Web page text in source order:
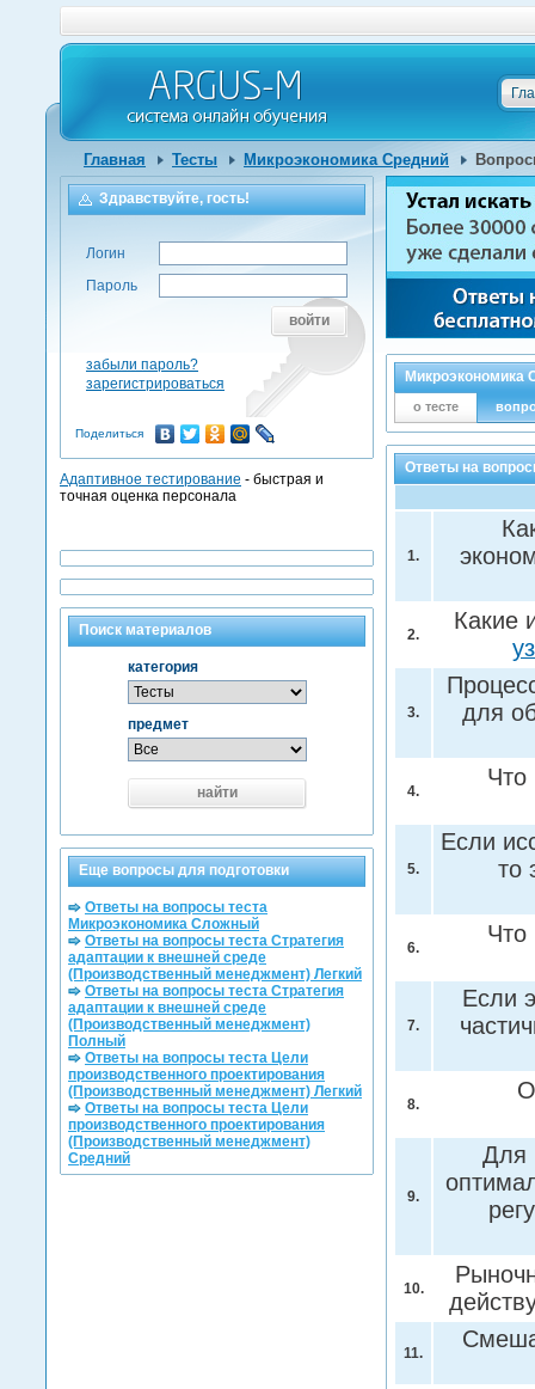
Главная Тесты Микроэкономика Средний
Микроэкономика
о тесте
Ответы на
1.
2.
Какие
3.
для
4.
Что
5.
Если
то
6.
Что
7.
Если
8.
9.
Для
10.
11.
Здравствуйте, гость!
Логин
Пароль
войти
забыли пароль?
зарегистрироваться
Поделиться
Адаптивное тестирование - быстрая и
точная оценка персонала
Поиск материалов
категория
предмет
найти
Еще вопросы для подготовки
Ответы на вопросы теста
Микроэкономика Сложный
Ответы на вопросы теста Стратегия
адаптации к внешней среде
(Производственный менеджмент) Легкий
Ответы на вопросы теста Стратегия
адаптации к внешней среде
(Производственный менеджмент)
Полный
Ответы на вопросы теста Цели
производственного проектирования
(Производственный менеджмент) Легкий
Ответы на вопросы теста Цели
производственного проектирования
(Производственный менеджмент)
Средний